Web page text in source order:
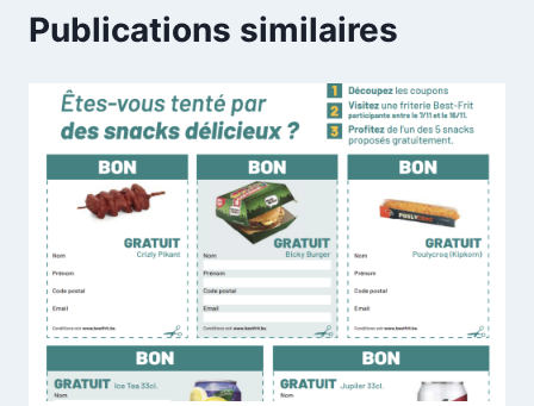
Publications similaires